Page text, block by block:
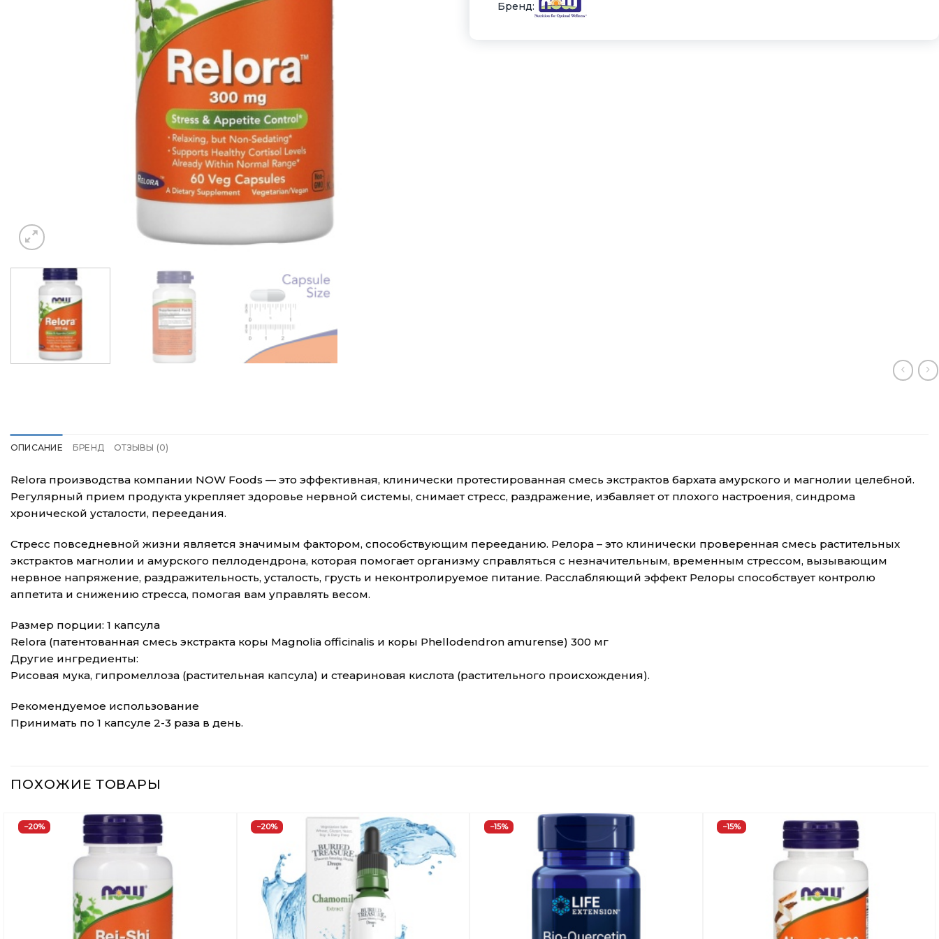
ОПИСАНИЕ БРЕНД ОТЗЫВЫ (0)
Relora производства компании NOW Foods — это эффективная, клинически протестированная смесь экстрактов бархата амурского и магнолии целебной.
Регулярный прием продукта укрепляет здоровье нервной системы, снимает стресс, раздражение, избавляет от плохого настроения, синдрома
хронической усталости, переедания.
Стресс повседневной жизни является значимым фактором, способствующим перееданию. Релора – это клинически проверенная смесь растительных
экстрактов магнолии и амурского пеллодендрона, которая помогает организму справляться с незначительным, временным стрессом, вызывающим
нервное напряжение, раздражительность, усталость, грусть и неконтролируемое питание. Расслабляющий эффект Релоры способствует контролю
аппетита и снижению стресса, помогая вам управлять весом.
Размер порции: 1 капсула
Relora (патентованная смесь экстракта коры Magnolia officinalis и коры Phellodendron amurense) 300 мг
Другие ингредиенты:
Рисовая мука, гипромеллоза (растительная капсула) и стеариновая кислота (растительного происхождения).
Рекомендуемое использование
Принимать по 1 капсуле 2-3 раза в день.
ПОХОЖИЕ ТОВАРЫ
−20% −20%
Добавить
в
−15% −15%